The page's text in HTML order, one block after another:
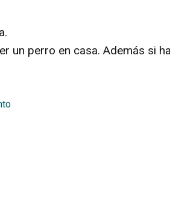
un perro en casa. Además si